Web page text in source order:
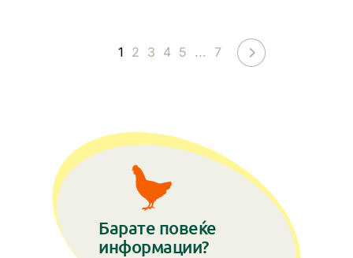
1 2 3 4 5 ... 7
Барате повеќе
информации?